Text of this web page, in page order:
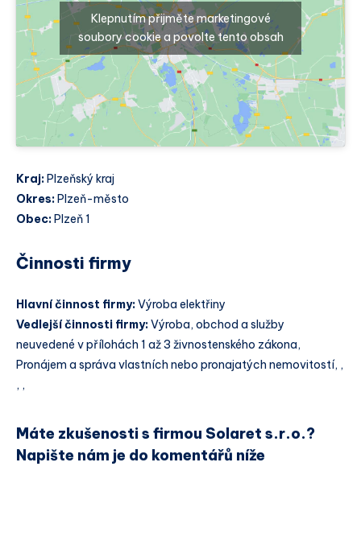
Klepnutím přijměte marketingové
soubory cookie a povolte tento obsah
Kraj: Plzeňský kraj
Okres: Plzeň-město
Obec: Plzeň 1
Činnosti firmy
Hlavní činnost firmy:Výroba elektřiny
Vedlejší činnosti firmy:Výroba, obchod a služby
neuvedené v přílohách 1 až 3 živnostenského zákona,
Pronájem a správa vlastních nebo pronajatých nemovitostí, ,
, ,
Máte zkušenosti s firmou Solaret s.r.o.?
Napište nám je do komentářů níže